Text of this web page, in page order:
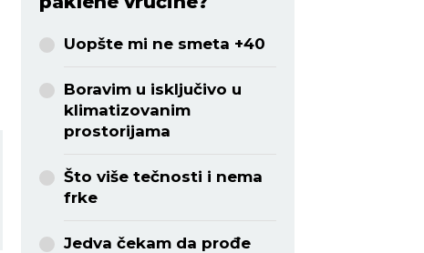
Uopšte mi ne smeta +40
Boravim u isključivo u
klimatizovanim
prostorijama
Što više tečnosti i nema
frke
Jedva čekam da prođe